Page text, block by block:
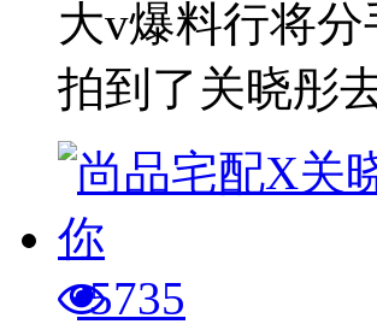
大v爆料行将
拍到了关晓彤
5735